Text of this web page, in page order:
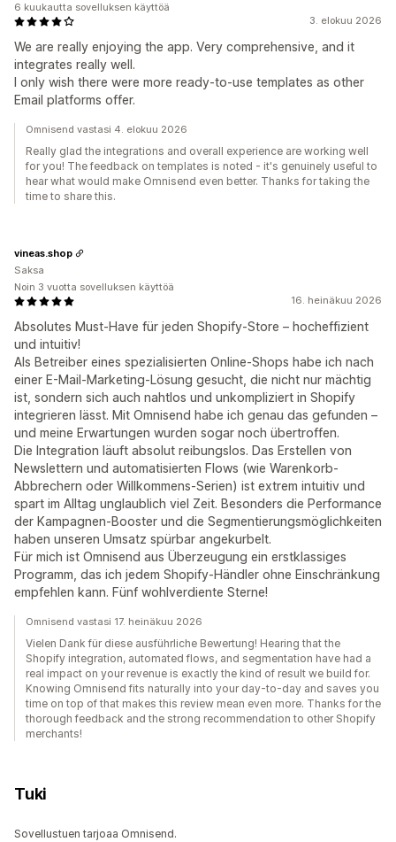
3. elokuu 2026
We are really enjoying the app. Very comprehensive, and it
integrates really well.
I only wish there were more ready-to-use templates as other
Email platforms offer.
6 kuukautta sovelluksen käyttöä
Omnisend vastasi 4. elokuu 2026
Really glad the integrations and overall experience are working well
for you! The feedback on templates is noted - it's genuinely useful to
hear what would make Omnisend even better. Thanks for taking the
time to share this.
16. heinäkuu 2026
Absolutes Must-Have für jeden Shopify-Store – hocheffizient
und intuitiv!
Als Betreiber eines spezialisierten Online-Shops habe ich nach
einer E-Mail-Marketing-Lösung gesucht, die nicht nur mächtig
ist, sondern sich auch nahtlos und unkompliziert in Shopify
integrieren lässt. Mit Omnisend habe ich genau das gefunden –
und meine Erwartungen wurden sogar noch übertroffen.
Die Integration läuft absolut reibungslos. Das Erstellen von
Newslettern und automatisierten Flows (wie Warenkorb-
Abbrechern oder Willkommens-Serien) ist extrem intuitiv und
spart im Alltag unglaublich viel Zeit. Besonders die Performance
der Kampagnen-Booster und die Segmentierungsmöglichkeiten
haben unseren Umsatz spürbar angekurbelt.
Für mich ist Omnisend aus Überzeugung ein erstklassiges
Programm, das ich jedem Shopify-Händler ohne Einschränkung
empfehlen kann. Fünf wohlverdiente Sterne!
vineas.shop
Saksa
Noin 3 vuotta sovelluksen käyttöä
Omnisend vastasi 17. heinäkuu 2026
Vielen Dank für diese ausführliche Bewertung! Hearing that the
Shopify integration, automated flows, and segmentation have had a
real impact on your revenue is exactly the kind of result we build for.
Knowing Omnisend fits naturally into your day-to-day and saves you
time on top of that makes this review mean even more. Thanks for the
thorough feedback and the strong recommendation to other Shopify
merchants!
Tuki
Sovellustuen tarjoaa Omnisend.